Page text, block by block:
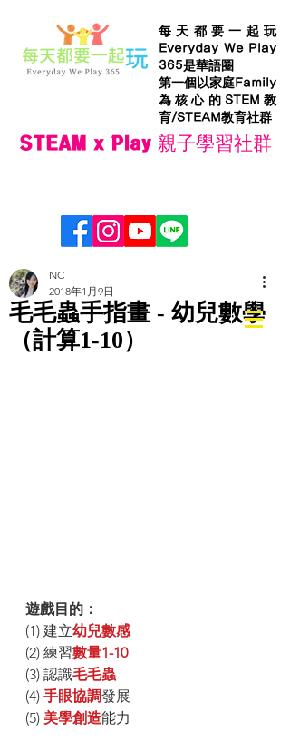
每天都要一起玩
Everyday We Play
365是華語圈
第一個以家庭Family
為核心的STEM教
育/STEAM教育社群
STEAM x Play 親子學習社群
毛毛蟲手指畫 - 幼兒數學
（計算1-10）
NC
2018年1月9日
遊戲目的：
(1) 建立幼兒數感
(2) 練習數量1-10
(3) 認識毛毛蟲
(4) 手眼協調發展
(5) 美學創造能力